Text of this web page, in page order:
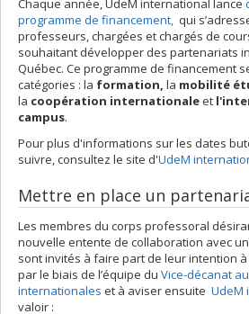
Chaque année, UdeM international lance
programme de financement, qui
professeurs, chargées et chargés de
souhaitant développer des partenariats
Québec. Ce programme de financement
catégories : la formation, la mobilité
la coopération internationaleet
campus.
Pour plus d'informations sur les dates
suivre, consultez le site d'UdeM
Mettre en place un
Les membres du corps professoral
nouvelle entente de collaboration avec
sont invités à faire part de leur intention
par le biais de l’équipe du Vice-décanat
internationales et à aviser ensuite UdeM
valoir :